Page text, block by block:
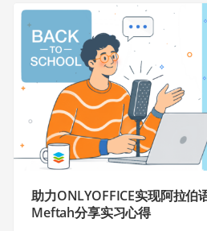
助力ONLYOFFICE实现阿拉
Meftah分享实习心得